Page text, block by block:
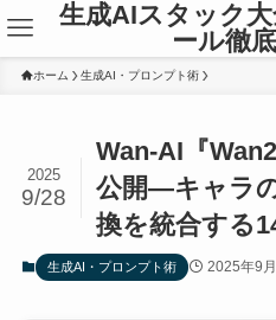
生成AIスタック
ール徹
ホーム 生成AI・プロンプト術
Wan-AI『
公開—キャラ
換を統合する
2025
9/28
生成AI・プロンプト術 2025年9